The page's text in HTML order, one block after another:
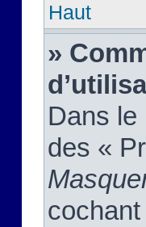
Haut
»
Dans le
des «
cochant